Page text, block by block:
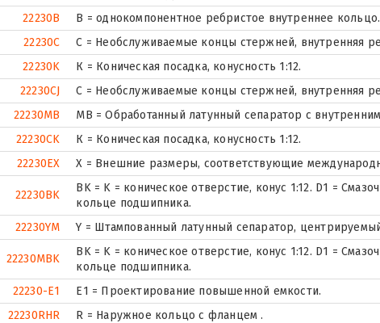
22230B
B = однокомпонентное ребристое внутреннее кольцо.
22230C
С = Необслуживаемые концы стержней, внутренняя
22230K
К = Коническая посадка, конусность 1:12.
22230CJ
С = Необслуживаемые концы стержней, внутренняя
22230MB
MB = Обработанный латунный сепаратор с
22230CK
К = Коническая посадка, конусность 1:12.
22230EX
X = Внешние размеры, соответствующие
22230BK
BK = K = коническое отверстие, конус 1:12. D1 =
кольце подшипника.
22230YM
Y = Штампованный латунный сепаратор,
22230MBK
BK = K = коническое отверстие, конус 1:12. D1 =
кольце подшипника.
22230-E1
E1 = Проектирование повышенной емкости.
22230RHR
R = Наружное кольцо с фланцем .